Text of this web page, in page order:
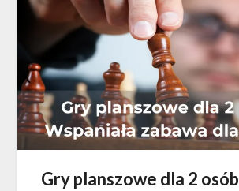
Gry planszowe dla 2 osób